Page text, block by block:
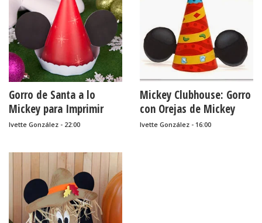
Gorro de Santa a lo
Mickey para Imprimir
Gratis.
Ivette González - 22:00
Mickey Clubhouse: Gorro
con Orejas de Mickey
para Imprimir Gratis.
Ivette González - 16:00